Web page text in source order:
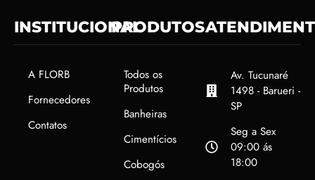
INSTITUCIONAL
A FLORB
Fornecedores
Contatos
PRODUTOS
Todos os
Produtos
Banheiras
Cimentícios
Cobogós
Av. Tucunaré
1498 - Barueri -
SP
Seg a Sex
09:00 ás
18:00